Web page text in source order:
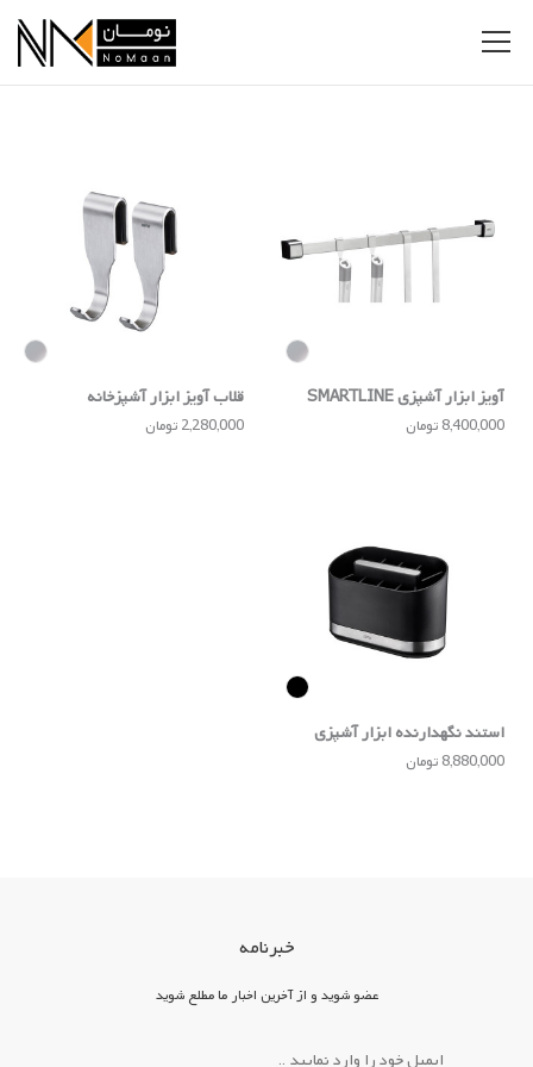
آویز ابزار آشپزی SMARTLINE
8,400,000 تومان
قلاب آویز ابزار آشپزخانه
SMARTLINE
2,280,000 تومان
استند نگهدارنده ابزار آشپزی
SMARTLINE
8,880,000 تومان
خبرنامه
عضو شوید و از آخرین اخبار ما مطلع شوید